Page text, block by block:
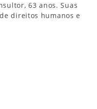
63 anos. Suas
direitos humanos e